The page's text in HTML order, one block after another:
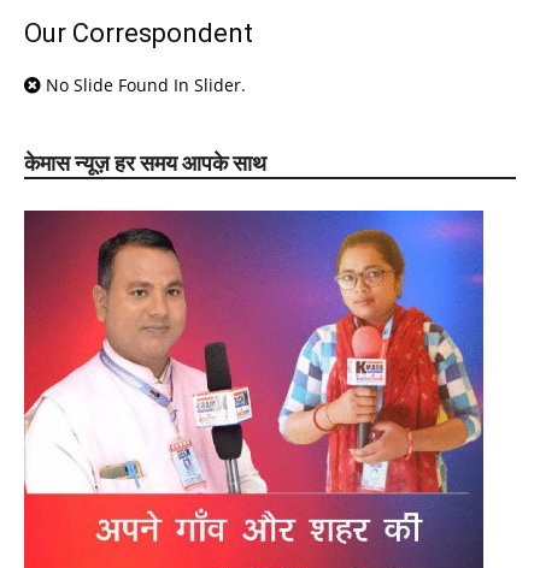
Our Correspondent
No Slide Found In Slider.
केमास न्यूज़ हर समय आपके साथ